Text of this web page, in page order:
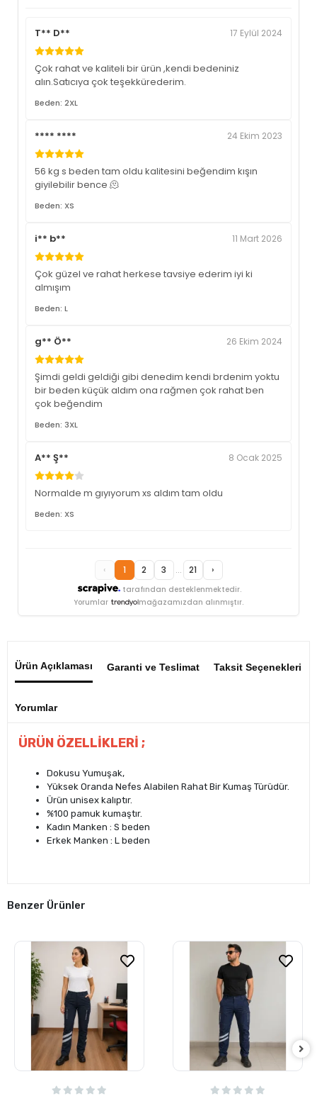
T** D** 17 Eylül 2024
Çok rahat ve kaliteli bir ürün ,kendi bedeniniz
alın.Satıcıya çok teşekkürederim.
Beden: 2XL
**** **** 24 Ekim 2023
56 kg s beden tam oldu kalitesini beğendim kışın
giyilebilir bence 🫠
Beden: XS
i** b** 11 Mart 2026
Çok güzel ve rahat herkese tavsiye ederim iyi ki
almışım
Beden: L
g** Ö** 26 Ekim 2024
Şimdi geldi geldiği gibi denedim kendi brdenim yoktu
bir beden küçük aldım ona rağmen çok rahat ben
çok beğendim
Beden: 3XL
A** Ş** 8 Ocak 2025
Normalde m gıyıyorum xs aldım tam oldu
Beden: XS
tarafından desteklenmektedir.
‹ 1 2 3 ... 21 ›
Yorumlar mağazamızdan alınmıştır.
Ürün Açıklaması Garanti ve Teslimat Taksit Seçenekleri
Yorumlar
ÜRÜN ÖZELLİKLERİ ;
Dokusu Yumuşak,
Yüksek Oranda Nefes Alabilen Rahat Bir Kumaş Türüdür.
Ürün unisex kalıptır.
%100 pamuk kumaştır.
Kadın Manken : S beden
Erkek Manken : L beden
Benzer Ürünler